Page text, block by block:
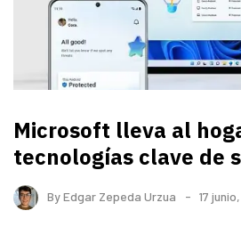
Microsoft lleva al
tecnologías clave de
ByEdgar Zepeda Urzua 17